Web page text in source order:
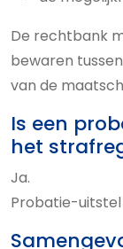
De rechtbank
bewaren
van de
Is een
het
Ja.
Probatie-